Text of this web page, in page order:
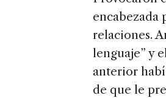
encabezada
relaciones.
lenguaje” y
anterior
de que le